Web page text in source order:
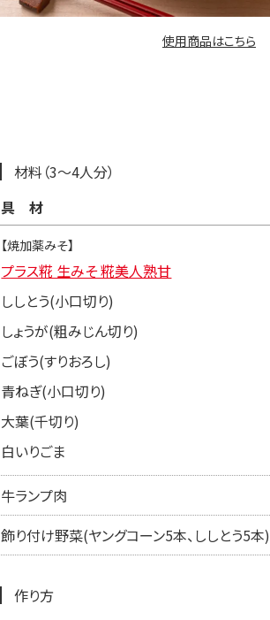
使用商品はこちら
材料（3〜4人分）
具材
【焼加薬みそ】
プラス糀 生みそ 糀美人熟甘
ししとう(小口切り)
しょうが(粗みじん切り)
ごぼう(すりおろし)
青ねぎ(小口切り)
大葉(千切り)
白いりごま
牛ランプ肉
飾り付け野菜(ヤングコーン5本、ししとう5本)
作り方